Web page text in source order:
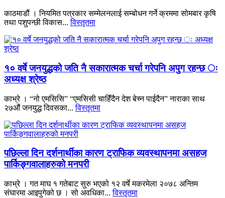
काठमाडौं । नियमित पत्रकार सम्मेलनलाई सम्बोधन गर्ने क्रममा सोमबार कृषि
तथा पशुपन्छी विकास...विस्तृतमा
१० वर्षे जनयुद्धको जति नै सकारात्मक चर्चा गरेपनि अपुग रहन्छ ः
अध्यक्ष श्रेष्ठ
काभ्रे । “नो एमसिसि” “एमसिसी चाहिँदैन देश बेच्न पाईदैन” नाराका साथ
२७औं जनयुद्ध दिवसका...विस्तृतमा
पछिल्ला दिन दर्शनार्थीका कारण ट्राफिक व्यवस्थापनमा असहज
पार्किङ्गवालाहरुको मनपरी
काभ्रे । गत माघ १ गतेबाट सुरु भएको १२ वर्षे मकरमेला २०७८ अन्तिम
संघारमा आइपुगेको छ । सो अवधिका...विस्तृतमा